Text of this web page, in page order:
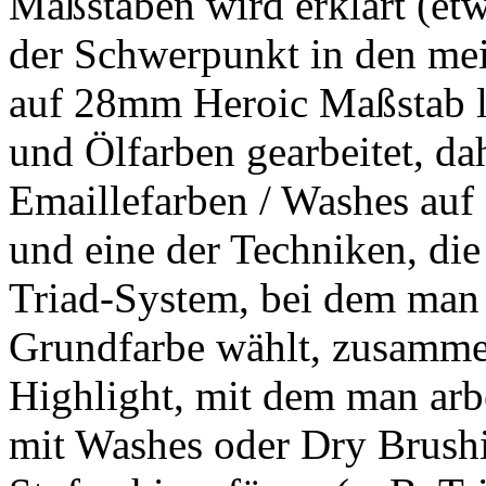
der Schwerpunkt in den
auf 28mm Heroic
und Ölfarben gearbeitet,
Emaillefarben / Washes
und eine der Techniken,
Triad-System, bei dem
Grundfarbe wählt,
Highlight, mit dem man
mit Washes oder Dry